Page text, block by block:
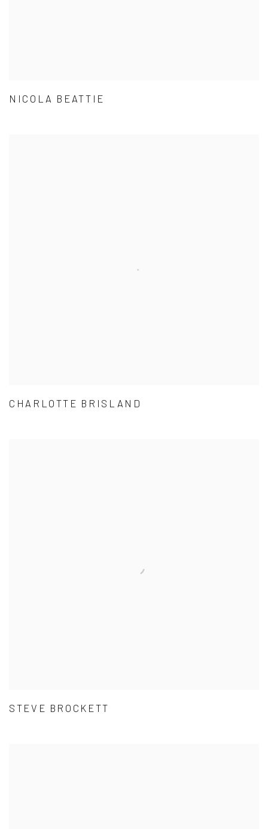
NICOLA BEATTIE
CHARLOTTE BRISLAND
STEVE BROCKETT